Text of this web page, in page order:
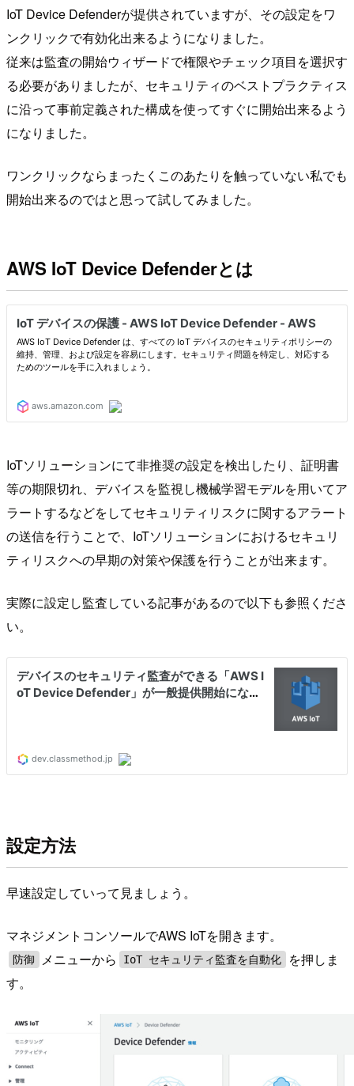
IoT Device Defenderが提供されていますが、その設定をワ
ンクリックで有効化出来るようになりました。
従来は監査の開始ウィザードで権限やチェック項目を選択す
る必要がありましたが、セキュリティのベストプラクティス
に沿って事前定義された構成を使ってすぐに開始出来るよう
になりました。
ワンクリックならまったくこのあたりを触っていない私でも
開始出来るのではと思って試してみました。
AWS IoT Device Defenderとは
IoTソリューションにて非推奨の設定を検出したり、証明書
等の期限切れ、デバイスを監視し機械学習モデルを用いてア
ラートするなどをしてセキュリティリスクに関するアラート
の送信を行うことで、IoTソリューションにおけるセキュリ
ティリスクへの早期の対策や保護を行うことが出来ます。
実際に設定し監査している記事があるので以下も参照くださ
い。
設定方法
早速設定していって見ましょう。
マネジメントコンソールでAWS IoTを開きます。
防御 メニューから IoT セキュリティ監査を自動化
を押しま
す。